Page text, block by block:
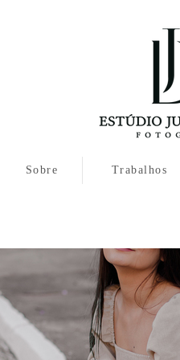
Sobre Trabalhos